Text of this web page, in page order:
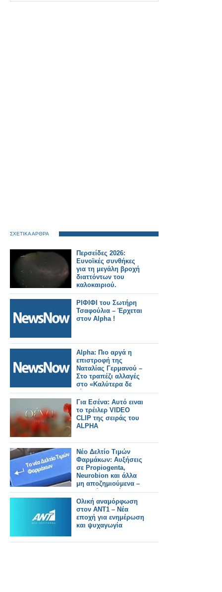
ΣΧΕΤΙΚΑ ΑΡΘΡΑ
Περσείδες 2026:
Ευνοϊκές συνθήκες
για τη μεγάλη βροχή
διαττόντων του
καλοκαιριού.
ΡΙΦΙΦΙ του Σωτήρη
Τσαφούλια – Έρχεται
στον Alpha !
Alpha: Πιο αργά η
επιστροφή της
Ναταλίας Γερμανού –
Στο τραπέζι αλλαγές
στο «Καλύτερα δε
γίνεται»
Για Εσένα: Αυτό ειναι
το τρέιλερ VIDEO
CLIP της σειράς του
ALPHA
Νέο Δελτίο Τιμών
Φαρμάκων: Αυξήσεις
σε Propiogenta,
Neurobion και άλλα
μη αποζημιούμενα –
Τι αλλάζει από
31/7/2026
Ολική αναμόρφωση
στον ΑΝΤ1 – Νέα
εποχή για ενημέρωση
και ψυχαγωγία